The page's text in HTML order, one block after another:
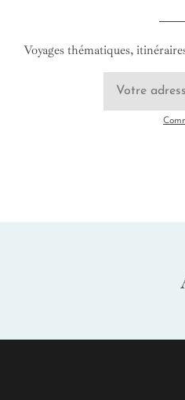
Voyages thématiques,